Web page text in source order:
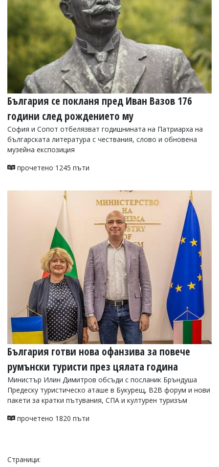
България се покланя пред Иван Вазов 176
години след рождението му
София и Сопот отбелязват годишнината на Патриарха на
българската литература с чествания, слово и обновена
музейна експозиция
прочетено 1245 пъти
България готви нова офанзива за повече
румънски туристи през цялата година
Министър Илин Димитров обсъди с посланик Бръндуша
Предеску туристическо аташе в Букурещ, B2B форум и нови
пакети за кратки пътувания, СПА и културен туризъм
прочетено 1820 пъти
Страници: